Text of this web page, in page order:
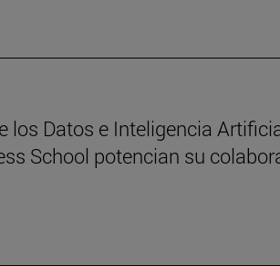
los Datos e Inteligencia
School potencian su